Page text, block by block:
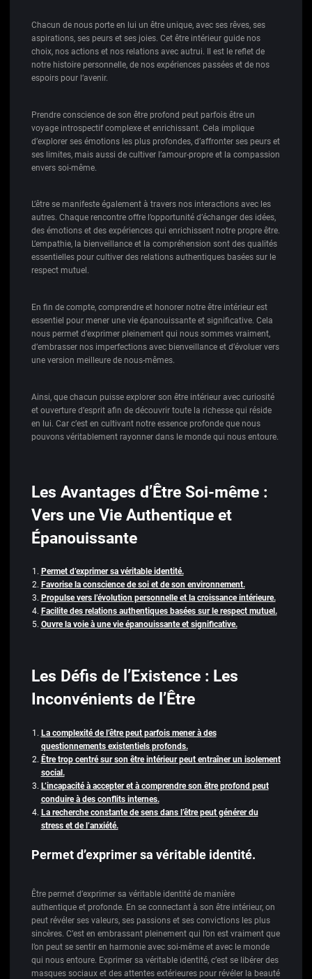
Chacun de nous porte en lui un être unique, avec ses rêves, ses
aspirations, ses peurs et ses joies. Cet être intérieur guide nos
choix, nos actions et nos relations avec autrui. Il est le reflet de
notre histoire personnelle, de nos expériences passées et de nos
espoirs pour l’avenir.
Prendre conscience de son être profond peut parfois être un
voyage introspectif complexe et enrichissant. Cela implique
d’explorer ses émotions les plus profondes, d’affronter ses peurs et
ses limites, mais aussi de cultiver l’amour-propre et la compassion
envers soi-même.
L’être se manifeste également à travers nos interactions avec les
autres. Chaque rencontre offre l’opportunité d’échanger des idées,
des émotions et des expériences qui enrichissent notre propre être.
L’empathie, la bienveillance et la compréhension sont des qualités
essentielles pour cultiver des relations authentiques basées sur le
respect mutuel.
En fin de compte, comprendre et honorer notre être intérieur est
essentiel pour mener une vie épanouissante et significative. Cela
nous permet d’exprimer pleinement qui nous sommes vraiment,
d’embrasser nos imperfections avec bienveillance et d’évoluer vers
une version meilleure de nous-mêmes.
Ainsi, que chacun puisse explorer son être intérieur avec curiosité
et ouverture d’esprit afin de découvrir toute la richesse qui réside
en lui. Car c’est en cultivant notre essence profonde que nous
pouvons véritablement rayonner dans le monde qui nous entoure.
Les Avantages d’Être Soi-même :
Vers une Vie Authentique et
Épanouissante
Permet d’exprimer sa véritable identité.
Favorise la conscience de soi et de son environnement.
Propulse vers l’évolution personnelle et la croissance intérieure.
Facilite des relations authentiques basées sur le respect mutuel.
Ouvre la voie à une vie épanouissante et significative.
Les Défis de l’Existence : Les
Inconvénients de l’Être
La complexité de l’être peut parfois mener à des
questionnements existentiels profonds.
Être trop centré sur son être intérieur peut entraîner un isolement
social.
L’incapacité à accepter et à comprendre son être profond peut
conduire à des conflits internes.
La recherche constante de sens dans l’être peut générer du
stress et de l’anxiété.
Permet d’exprimer sa véritable identité.
Être permet d’exprimer sa véritable identité de manière
authentique et profonde. En se connectant à son être intérieur, on
peut révéler ses valeurs, ses passions et ses convictions les plus
sincères. C’est en embrassant pleinement qui l’on est vraiment que
l’on peut se sentir en harmonie avec soi-même et avec le monde
qui nous entoure. Exprimer sa véritable identité, c’est se libérer des
masques sociaux et des attentes extérieures pour révéler la beauté